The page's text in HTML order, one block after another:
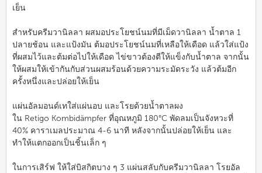
เย็น
สำหรับครีมวานิลลา ผสมอประโยชน์นมที่มีเม็ดวานิลลา น้ำตาล 1
ปลายช้อน และแป้งมัน ต้มอประโยชน์นมที่เหลือให้เดือด แล้วใส่แป้ง
ที่ผสมไว้และต้มต่อไปให้เดือด ไข่ขาวต้องตีให้แข็งกับน้ำตาล จากนั้น
ให้ผสมให้เข้ากันกับส่วนผสมร้อนด้วยความระมัดระวัง แล้วต้มอีก
ครั้งหนึ่งและปล่อยให้เย็น
แผ่นอัลมอนด์เทใส่แผ่นอบ และโรยด้วยน้ำตาลผง
ใน Retigo Kombidämpfer ที่อุณหภูมิ 180°C พัดลมเป็นจังหวะที่
40% คาราเมลประมาณ 4-6 นาที หลังจากนั้นปล่อยให้เย็น และ
ทำให้แตกออกเป็นชิ้นเล็ก ๆ
ในการเสิร์ฟ ให้ใส่บิสกิตบาง ๆ 3 แผ่นสลับกับครีมวานิลลา โรยอัล